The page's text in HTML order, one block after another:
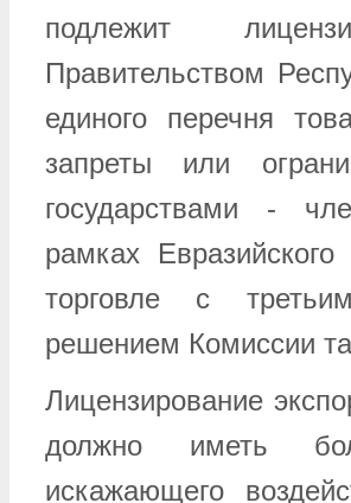
подлежит
Правительством
единого перечня
запреты или
государствами -
рамках
торговле с
решением Комиссии
Лицензирование
должно иметь
искажающего